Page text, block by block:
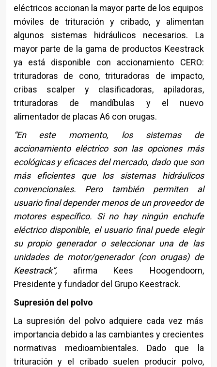
eléctricos accionan la mayor parte de los equipos
móviles de trituración y cribado, y alimentan
algunos sistemas hidráulicos necesarios. La
mayor parte de la gama de productos Keestrack
ya está disponible con accionamiento CERO:
trituradoras de cono, trituradoras de impacto,
cribas scalper y clasificadoras, apiladoras,
trituradoras de mandíbulas y el nuevo
alimentador de placas A6 con orugas.
“En este momento, los sistemas de
accionamiento eléctrico son las opciones más
ecológicas y eficaces del mercado, dado que son
más eficientes que los sistemas hidráulicos
convencionales. Pero también permiten al
usuario final depender menos de un proveedor de
motores específico. Si no hay ningún enchufe
eléctrico disponible, el usuario final puede elegir
su propio generador o seleccionar una de las
unidades de motor/generador (con orugas) de
Keestrack”, afirma Kees Hoogendoorn,
Presidente y fundador del Grupo Keestrack.
Supresión del polvo
La supresión del polvo adquiere cada vez más
importancia debido a las cambiantes y crecientes
normativas medioambientales. Dado que la
trituración y el cribado suelen producir polvo,